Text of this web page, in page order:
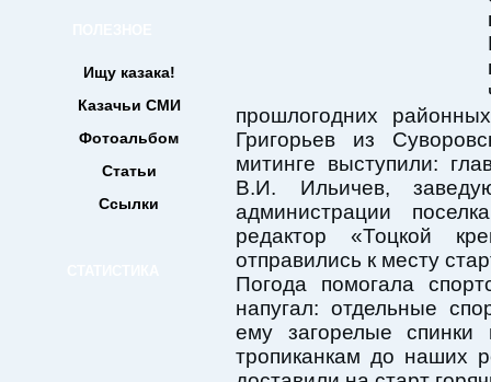
Ищу казака!
Казачьи СМИ
Фотоальбом
Статьи
Ссылки
прошлогодних
Григорьев из
митинге выступили:
В.И. Ильичев,
администрации
редактор «Тоцкой
отправились к месту
Погода помогала
напугал: отдельные
ему загорелые
тропиканкам до наших